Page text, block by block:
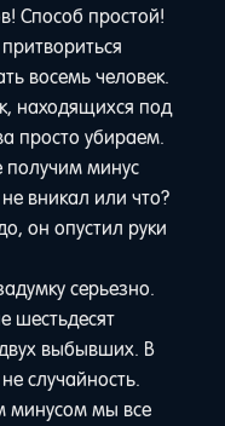
Способ простой!
восемь человек.
находящихся под
просто убираем.
минус
вникал или что?
он опустил руки
серьезно.
шестьдесят
выбывших. В
случайность.
минусом мы все